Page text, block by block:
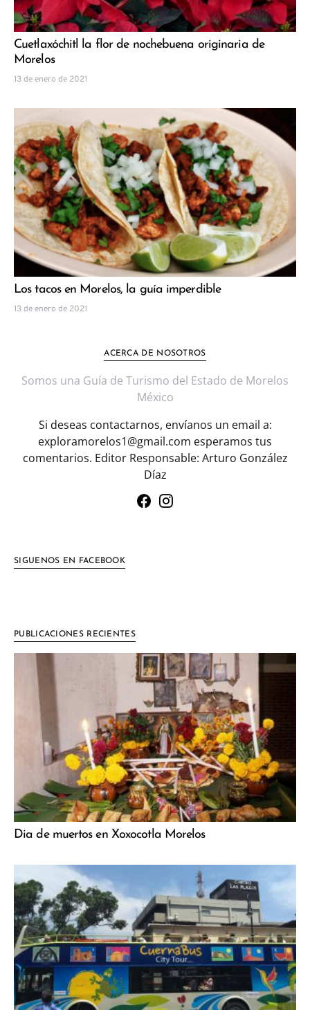
Cuetlaxóchitl la flor de nochebuena originaria de
Morelos
13 de enero de 2021
Los tacos en Morelos, la guía imperdible
13 de enero de 2021
ACERCA DE NOSOTROS
Somos una Guía de Turismo del Estado de Morelos
México
Si deseas contactarnos, envíanos un email a:
exploramorelos1@gmail.com esperamos tus
comentarios. Editor Responsable: Arturo González
Díaz
SIGUENOS EN FACEBOOK
PUBLICACIONES RECIENTES
Dia de muertos en Xoxocotla Morelos